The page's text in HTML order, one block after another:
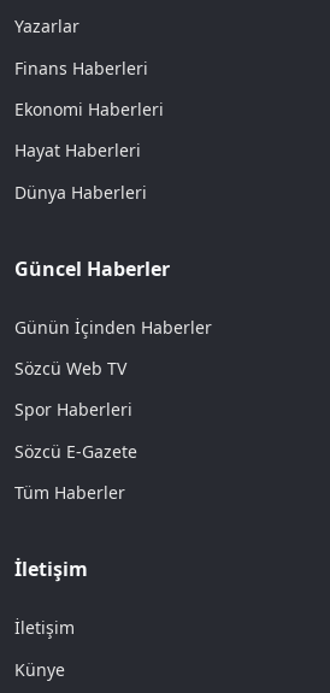
Yazarlar
Finans Haberleri
Ekonomi Haberleri
Hayat Haberleri
Dünya Haberleri
Güncel Haberler
Günün İçinden Haberler
Sözcü Web TV
Spor Haberleri
Sözcü E-Gazete
Tüm Haberler
İletişim
İletişim
Künye